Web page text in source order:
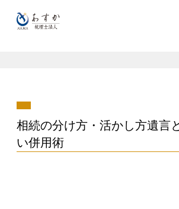
相続の分け方・活かし方遺言
い併用術